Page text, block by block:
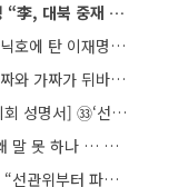
인니 프라보워 대통령 “李, 대북 중재 요청했다”
[정성홍 칼럼] 타이타닉호에 탄 이재명 정권
[박필규 안보칼럼] 진짜와 가짜가 뒤바뀐 혼돈의 시대, 안보 파탄은 막아야
[서버까 육사구국동지회 성명서] ㉝‘선관위 특검’은 ‘부정선거 특검’으로 명명하고 박주현 변호사를 ‘특검…
[박주현 작가칼럼] “왜 말 못 하나 … 경기도 재정 파탄의 진짜 원인을”
[이인호 교수 인터뷰] “선관위부터 파고들어야…책임자 직접 고발하라”